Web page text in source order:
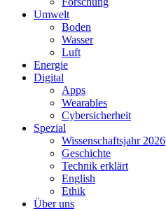
Umwelt
Boden
Wasser
Luft
Energie
Digital
Apps
Wearables
Cybersicherheit
Spezial
Wissenschaftsjahr 2026
Geschichte
Technik erklärt
English
Ethik
Über uns